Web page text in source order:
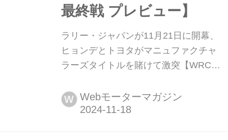
最終戦 プレビュー】
ラリー・ジャパンが11月21日に開幕、
ヒョンデとトヨタがマニュファクチャ
ラーズタイトルを賭けて激突【WRC最
(木)から24日(日)、WRC(世界ラリー選
手権)第13戦最終戦ラリー・ジャパン
W Webモーターマガジン